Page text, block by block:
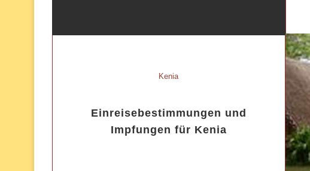
Kenia
Einreisebestimmungen und
Impfungen für Kenia